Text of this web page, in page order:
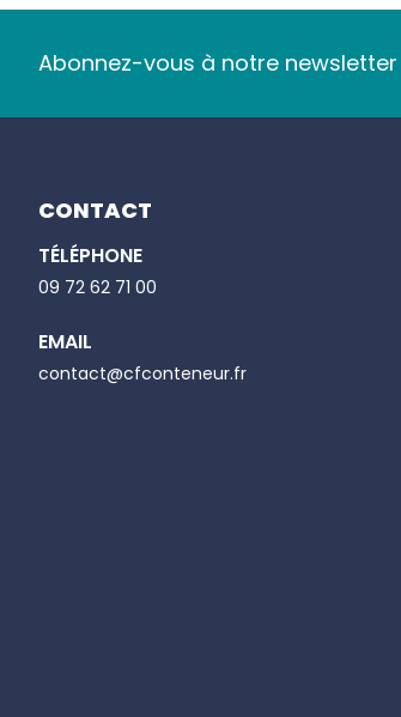
Abonnez-vous à notre
CONTACT
TÉLÉPHONE
Email
09 72 62 71 00
EMAIL
Phone number
contact@cfconteneur.fr